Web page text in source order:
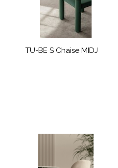
TU-BE S Chaise MIDJ